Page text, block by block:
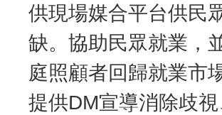
供現場媒合平台供民
缺。協助民眾就業，
庭照顧者回歸就業市
提供DM宣導消除歧